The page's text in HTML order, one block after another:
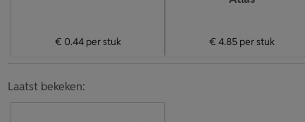
€ 0.44per stuk € 4.85 per stuk
Laatst bekeken: